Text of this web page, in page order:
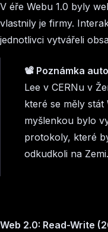
V éře Webu 1.0 byly
vlastnily je firmy.
jednotlivci vytvářeli
📽️ Poznámka
Lee v CERNu v
které se měly stát
myšlenkou bylo
protokoly, které
odkudkoli na Zemi.
Web 2.0: Read-Write